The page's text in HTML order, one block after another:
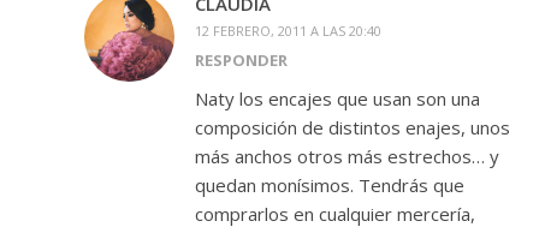
12 FEBRERO, 2011 A LAS 20:40
RESPONDER
Naty los encajes que usan son una
composición de distintos enajes, unos
más anchos otros más estrechos… y
quedan monísimos. Tendrás que
comprarlos en cualquier mercería,